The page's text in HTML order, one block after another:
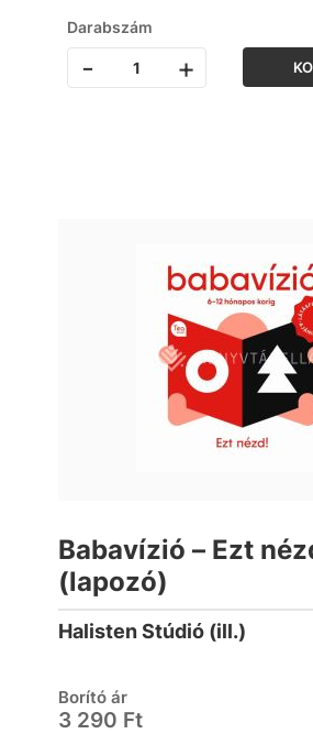
Darabszám
- +
Babavízió – Ezt
(lapozó)
Halisten Stúdió (ill.)
Borító ár
3 290 Ft